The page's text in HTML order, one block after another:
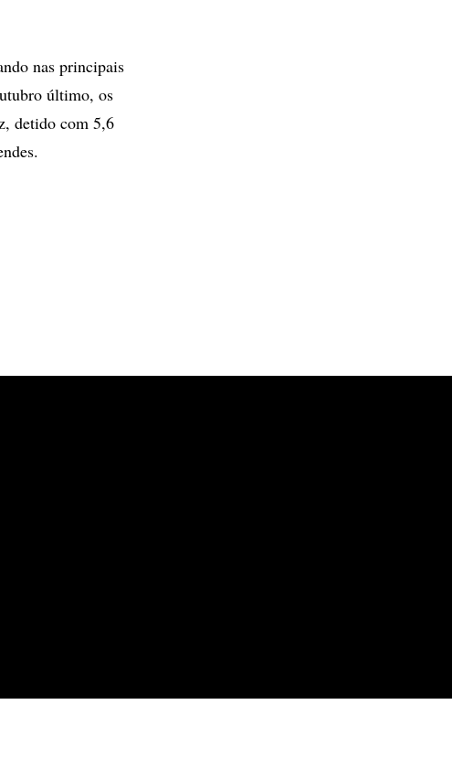
nas principais
último, os
detido com 5,6